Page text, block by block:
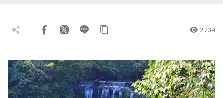
2734